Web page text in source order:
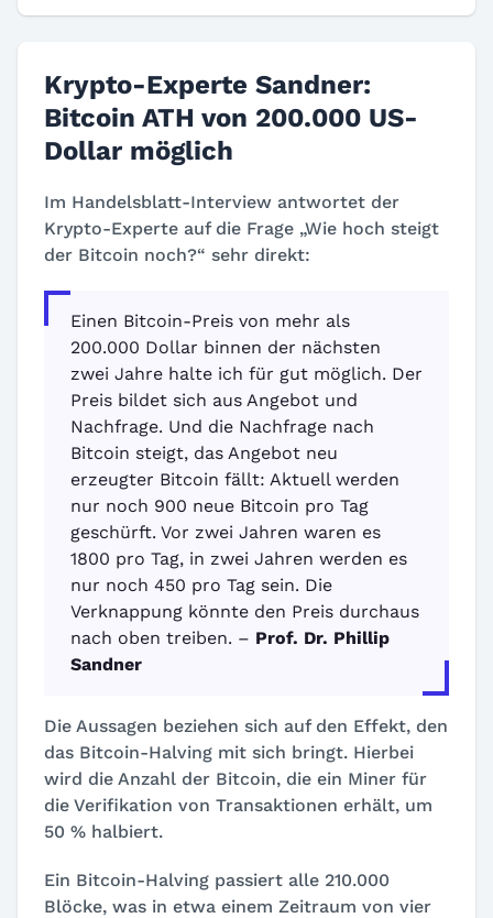
Krypto-Experte Sandner:
Bitcoin ATH von 200.000 US-
Dollar möglich
Im Handelsblatt-Interview antwortet der
Krypto-Experte auf die Frage „Wie hoch steigt
der Bitcoin noch?“ sehr direkt:
Einen Bitcoin-Preis von mehr als
200.000 Dollar binnen der nächsten
zwei Jahre halte ich für gut möglich. Der
Preis bildet sich aus Angebot und
Nachfrage. Und die Nachfrage nach
Bitcoin steigt, das Angebot neu
erzeugter Bitcoin fällt: Aktuell werden
nur noch 900 neue Bitcoin pro Tag
geschürft. Vor zwei Jahren waren es
1800 pro Tag, in zwei Jahren werden es
nur noch 450 pro Tag sein. Die
Verknappung könnte den Preis durchaus
nach oben treiben. – Prof. Dr. Phillip
Sandner
Die Aussagen beziehen sich auf den Effekt, den
das Bitcoin-Halving mit sich bringt. Hierbei
wird die Anzahl der Bitcoin, die ein Miner für
die Verifikation von Transaktionen erhält, um
50 % halbiert.
Ein Bitcoin-Halving passiert alle 210.000
Blöcke, was in etwa einem Zeitraum von vier